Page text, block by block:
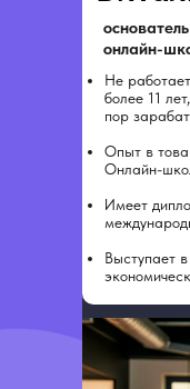
онлайн-
Не
более 11
пор
Опыт в
Онлайн-
Имеет
Выступает
Выберите
Участие во всех
интенсива
Тариф